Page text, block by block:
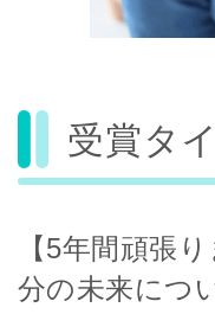
受賞タ
【5年間頑張
分の未来につ